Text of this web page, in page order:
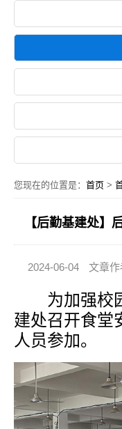
您现在的位置是： 首页 >
【后勤基建处】
2024-06-04 文章
为加强校
建处召开食堂
人员参加。